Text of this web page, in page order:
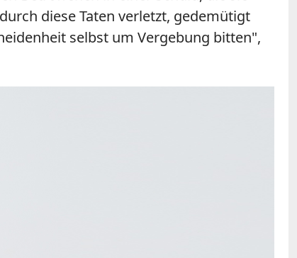
diese Taten verletzt, gedemütigt
selbst um Vergebung bitten",